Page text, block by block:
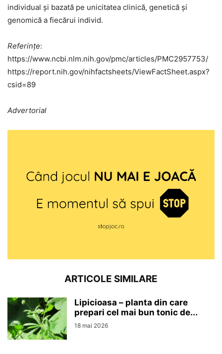
individual și bazată pe unicitatea clinică, genetică și
genomică a fiecărui individ.
Referințe:
https://www.ncbi.nlm.nih.gov/pmc/articles/PMC2957753/
https://report.nih.gov/nihfactsheets/ViewFactSheet.aspx?
csid=89
Advertorial
ARTICOLE SIMILARE
Lipicioasa – planta din care
prepari cel mai bun tonic de...
18 mai 2026